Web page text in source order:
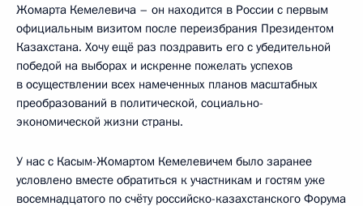
Жомарта Кемелевича – он находится в России с первым
официальным визитом после переизбрания Президентом
Казахстана. Хочу ещё раз поздравить его с убедительной
победой на выборах и искренне пожелать успехов
в осуществлении всех намеченных планов масштабных
преобразований в политической, социально-
экономической жизни страны.
У нас с Касым-Жомартом Кемелевичем было заранее
условлено вместе обратиться к участникам и гостям уже
восемнадцатого по счёту российско-казахстанского Форума